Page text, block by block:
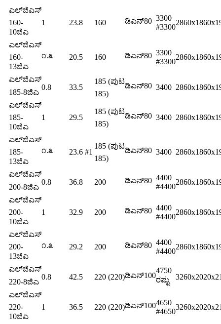
ಎಲ್‌ಜಿಎಸ್
160-
10ಜಿಎ
1 23.8 160 ಡಿಎನ್80 3300
#3300
ಎಲ್‌ಜಿಎಸ್
160-
13ಜಿಎ
೧.೩ 20.5 160 ಡಿಎನ್80 3300
#3300
ಎಲ್‌ಜಿಎಸ್
185-8ಜಿಎ
0.8 33.5
185 (ಪುಟ
185)
ಡಿಎನ್80 3400
ಎಲ್‌ಜಿಎಸ್
185-
10ಜಿಎ
1 29.5
185 (ಪುಟ
185)
ಡಿಎನ್80 3400
ಎಲ್‌ಜಿಎಸ್
185-
13ಜಿಎ
೧.೩ 23.6 #1
185 (ಪುಟ
185)
ಡಿಎನ್80 3400
ಎಲ್‌ಜಿಎಸ್
200-8ಜಿಎ
0.8 36.8 200 ಡಿಎನ್80 4400
#4400
ಎಲ್‌ಜಿಎಸ್
200-
10ಜಿಎ
1 32.9 200 ಡಿಎನ್80 4400
#4400
ಎಲ್‌ಜಿಎಸ್
200-
13ಜಿಎ
೧.೩ 29.2 200 ಡಿಎನ್80 4400
#4400
ಎಲ್‌ಜಿಎಸ್
220-8ಜಿಎ
0.8 42.5 220 (220)ಡಿಎನ್100
4750
ರಷ್ಟು
ಎಲ್‌ಜಿಎಸ್
220-
10ಜಿಎ
1 36.5 220 (220)ಡಿಎನ್1004650
#4650